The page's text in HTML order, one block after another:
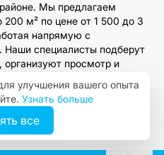
Мы предлагаем
м² по цене от 1 500 до 3
напрямую с
Наши специалисты подберут
просмотр и
сопровождение сделки.
получить персональную
обширной базе
улучшения вашего опыта
Узнать больше
все